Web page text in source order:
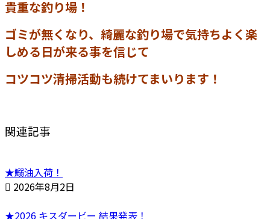
貴重な釣り場！
ゴミが無くなり、綺麗な釣り場で気持ちよく楽
しめる日が来る事を信じて
コツコツ清掃活動も続けてまいります！
関連記事
★鰯油入荷！
2026年8月2日
★2026 キスダービー 結果発表！